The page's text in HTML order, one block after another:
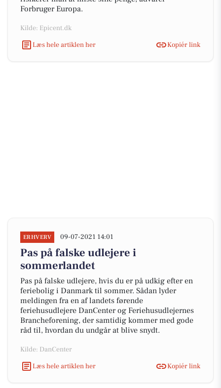
Forbruger Europa.
Kilde: Epicent.dk
Læs hele artiklen her
Kopiér link
ERHVERV 09-07-2021 14:01
Pas på falske udlejere i
sommerlandet
Pas på falske udlejere, hvis du er på udkig efter en
feriebolig i Danmark til sommer. Sådan lyder
meldingen fra en af landets førende
feriehusudlejere DanCenter og Feriehusudlejernes
Brancheforening, der samtidig kommer med gode
råd til, hvordan du undgår at blive snydt.
Kilde: DanCenter
Læs hele artiklen her
Kopiér link